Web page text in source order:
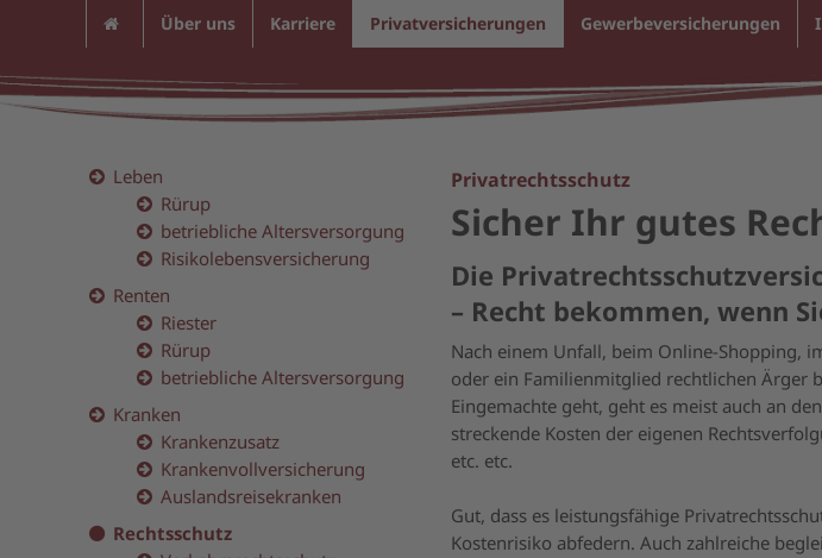
Über uns Karriere Privatversicherungen Gewerbeversicherungen
Privatrechtsschutz
Sicher Ihr gutes
Die
– Recht bekommen, wenn
Nach einem Unfall, beim Online-Shopping,
oder ein Familienmitglied rechtlichen Ärger
Eingemachte geht, geht es meist auch an
streckende Kosten der eigenen
etc. etc.
Gut, dass es leistungsfähige
Kostenrisiko abfedern. Auch zahlreiche
Leben
Rürup
betriebliche Altersversorgung
Risikolebensversicherung
Renten
Riester
Rürup
betriebliche Altersversorgung
Kranken
Krankenzusatz
Krankenvollversicherung
Auslandsreisekranken
Rechtsschutz